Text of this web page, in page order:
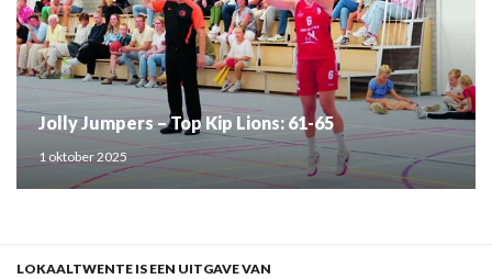
Jolly Jumpers – Top Kip Lions: 61-65
1 oktober 2025
LOKAALTWENTE IS EEN UITGAVE VAN